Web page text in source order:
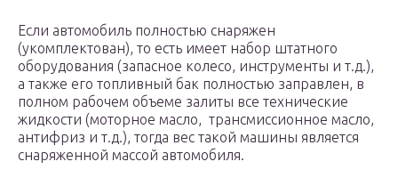
Если автомобиль полностью снаряжен
(укомплектован), то есть имеет набор штатного
оборудования (запасное колесо, инструменты и т.д.),
а также его топливный бак полностью заправлен, в
полном рабочем объеме залиты все технические
жидкости (моторное масло, трансмиссионное масло,
антифриз и т.д.), тогда вес такой машины является
снаряженной массой автомобиля.